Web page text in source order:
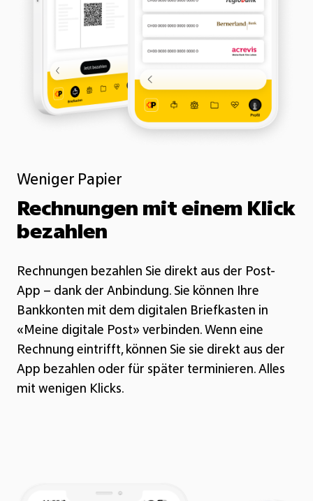
Weniger Papier
Rechnungen mit einem Klick
bezahlen
Rechnungen bezahlen Sie direkt aus der Post-
App – dank der Anbindung. Sie können Ihre
Bankkonten mit dem digitalen Briefkasten in
«Meine digitale Post» verbinden. Wenn eine
Rechnung eintrifft, können Sie sie direkt aus der
App bezahlen oder für später terminieren. Alles
mit wenigen Klicks.